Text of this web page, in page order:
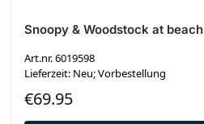
Snoopy & Woodstock at beach
Art.nr. 6019598
Lieferzeit: Neu; Vorbestellung
€69.95